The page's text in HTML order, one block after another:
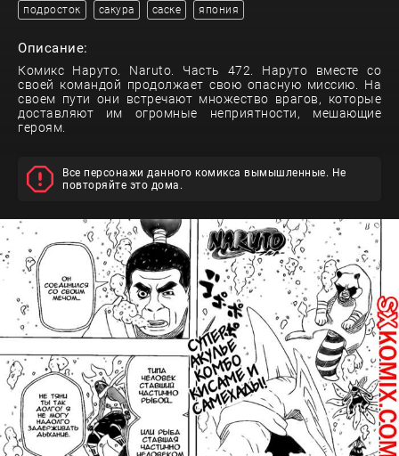
подросток сакура саске япония
Описание:
Комикс Наруто. Naruto. Часть 472. Наруто вместе со
своей командой продолжает свою опасную миссию. На
своем пути они встречают множество врагов, которые
доставляют им огромные неприятности, мешающие
героям.
Все персонажи данного комикса вымышленные. Не
повторяйте это дома.